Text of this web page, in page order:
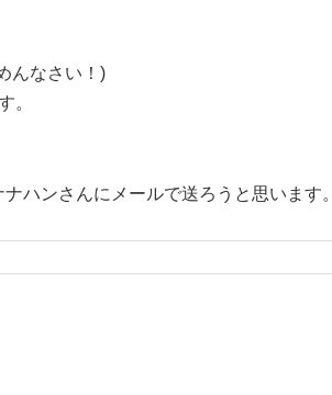
んなさい！)
。
ハンさんにメールで送ろうと思います。